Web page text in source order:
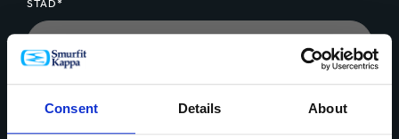
Consent Details About
STAD*